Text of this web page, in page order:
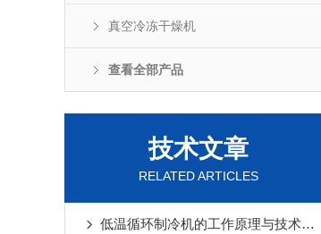
真空冷冻干燥机
查看全部产品
技术文章
RELATED ARTICLES
低温循环制冷机的工作原理与技术优势